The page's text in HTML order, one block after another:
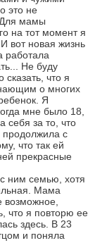
это не
мамы
на тот момент я
вот новая жизнь
работала
Не буду
что я
о многих
Я
мне было 18,
себя за то, что
продолжила с
что так ей
прекрасные
ним семью, хотя
Мама
возможное,
что я повторю ее
здесь. В 23
и поняла